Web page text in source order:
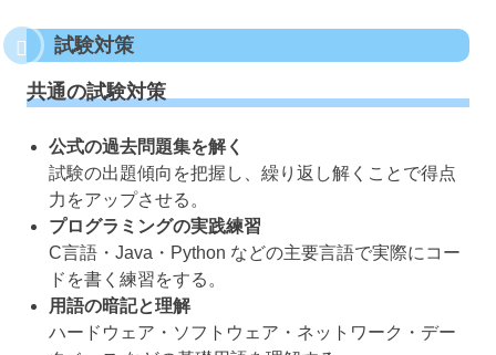
試験対策
共通の試験対策
公式の過去問題集を解く
試験の出題傾向を把握し、繰り返し解くことで得点
力をアップさせる。
プログラミングの実践練習
C言語・Java・Python などの主要言語で実際にコー
ドを書く練習をする。
用語の暗記と理解
ハードウェア・ソフトウェア・ネットワーク・デー